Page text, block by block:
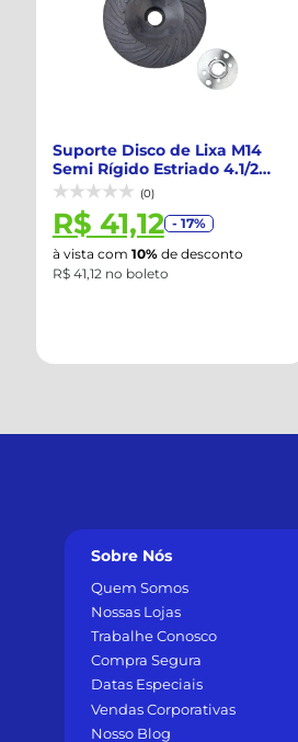
Suporte Disco de Lixa M14
Semi Rígido Estriado 4.1/2
Pol. - ...
(0)
R$ 41,12 - 17%
à vista com10%de desconto
R$ 41,12 no boleto
Sobre Nós
Quem Somos
Nossas Lojas
Trabalhe Conosco
Compra Segura
Datas Especiais
Vendas Corporativas
Nosso Blog